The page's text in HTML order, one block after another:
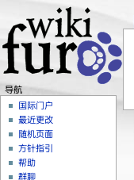
导航
国际门户
最近更改
随机页面
方针指引
帮助
群聊